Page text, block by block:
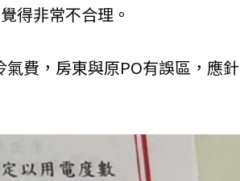
得非常不合理。
費，房東與原PO有誤區，應針